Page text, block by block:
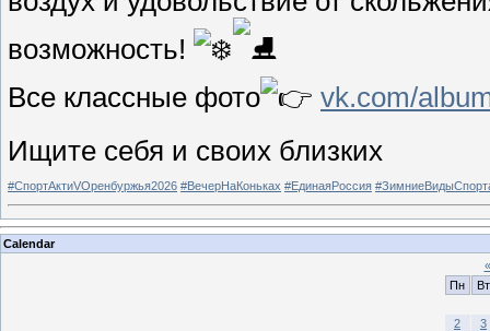
возможность!
Все классные фото
vk.com/
Ищите себя и своих близких
#СпортАктиVОренбуржья2026 #ВечерНаКоньках #ЕдинаяРоссия
Calendar
«
Пн
Вт
2
3